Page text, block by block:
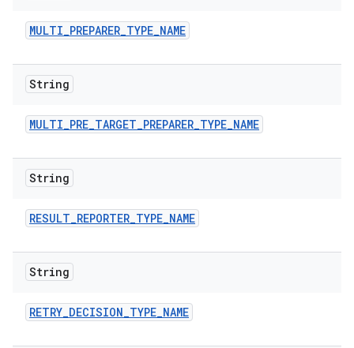
MULTI_PREPARER_TYPE_NAME
String
MULTI_PRE_TARGET_PREPARER_TYPE_NAME
String
RESULT_REPORTER_TYPE_NAME
String
RETRY_DECISION_TYPE_NAME